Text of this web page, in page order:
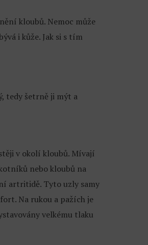
kloubů. Nemoc může
i kůže. Jak si s tím
tedy šetrně ji mýt a
v okolí kloubů. Mívají
nebo kloubů na
artritidě. Tyto uzly samy
Na rukou a pažích je
velkému tlaku